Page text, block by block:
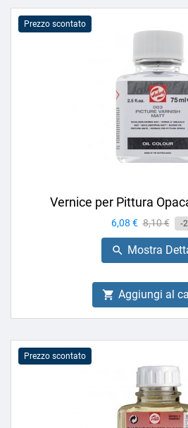
Prezzo scontato
Vernice per Pittura
Prezzo
6,08 € Prezzo
base
8,10 € -
 Mostra
 Aggiungi al
Prezzo scontato